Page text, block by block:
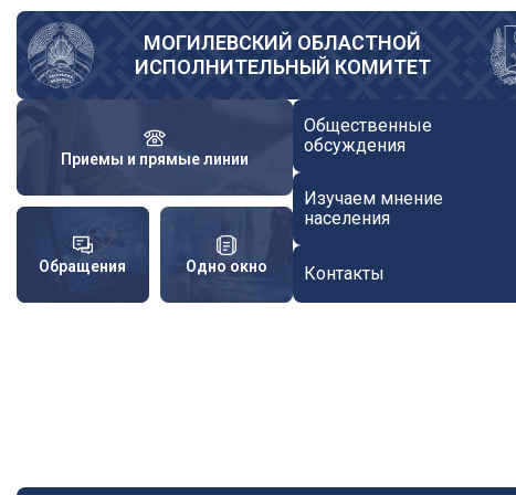
Перейти
основному
содержанию
МОГИЛЕВСКИЙ ОБЛАСТНОЙ
ИСПОЛНИТЕЛЬНЫЙ КОМИТЕТ
Приемы и прямые линии
Обращения Одно окно
Общественные
обсуждения
Изучаем мнение
населения
Контакты